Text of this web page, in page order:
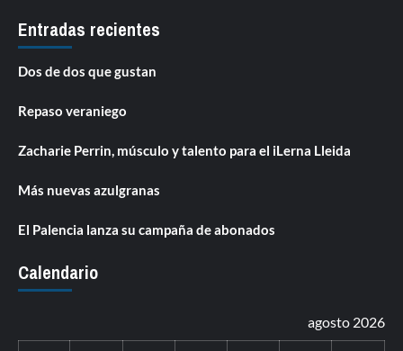
Entradas recientes
Dos de dos que gustan
Repaso veraniego
Zacharie Perrin, músculo y talento para el iLerna Lleida
Más nuevas azulgranas
El Palencia lanza su campaña de abonados
Calendario
agosto 2026